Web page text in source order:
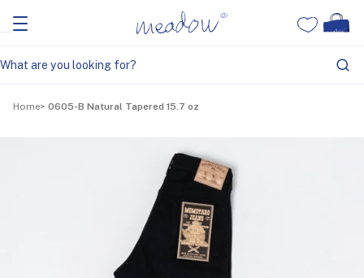
Home 0605-B Natural Tapered 15.7 oz